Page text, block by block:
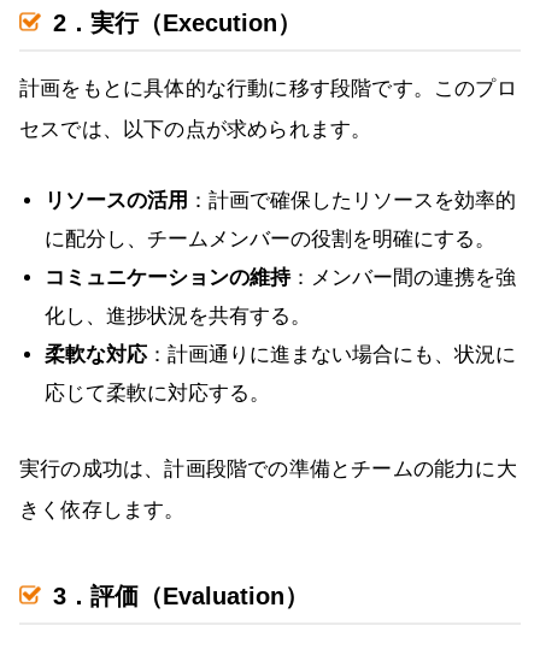
2．実行（Execution）
計画をもとに具体的な行動に移す段階です。このプロ
セスでは、以下の点が求められます。
リソースの活用 ：計画で確保したリソースを効率的
に配分し、チームメンバーの役割を明確にする。
コミュニケーションの維持：メンバー間の連携を強
化し、進捗状況を共有する。
柔軟な対応：計画通りに進まない場合にも、状況に
応じて柔軟に対応する。
実行の成功は、計画段階での準備とチームの能力に大
きく依存します。
3．評価（Evaluation）